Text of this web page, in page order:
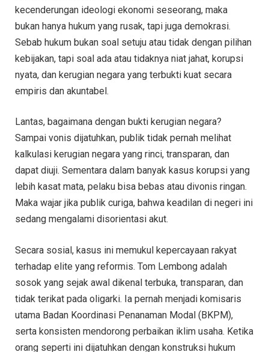
kecenderungan ideologi ekonomi seseorang, maka
bukan hanya hukum yang rusak, tapi juga demokrasi.
Sebab hukum bukan soal setuju atau tidak dengan pilihan
kebijakan, tapi soal ada atau tidaknya niat jahat, korupsi
nyata, dan kerugian negara yang terbukti kuat secara
empiris dan akuntabel.
Lantas, bagaimana dengan bukti kerugian negara?
Sampai vonis dijatuhkan, publik tidak pernah melihat
kalkulasi kerugian negara yang rinci, transparan, dan
dapat diuji. Sementara dalam banyak kasus korupsi yang
lebih kasat mata, pelaku bisa bebas atau divonis ringan.
Maka wajar jika publik curiga, bahwa keadilan di negeri ini
sedang mengalami disorientasi akut.
Secara sosial, kasus ini memukul kepercayaan rakyat
terhadap elite yang reformis. Tom Lembong adalah
sosok yang sejak awal dikenal terbuka, transparan, dan
tidak terikat pada oligarki. Ia pernah menjadi komisaris
utama Badan Koordinasi Penanaman Modal (BKPM),
serta konsisten mendorong perbaikan iklim usaha. Ketika
orang seperti ini dijatuhkan dengan konstruksi hukum